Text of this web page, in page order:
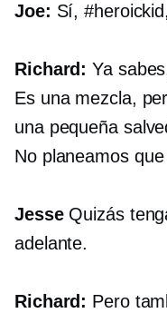
Joe: Sí,
Richard: Ya
Es una mezcla,
una pequeña
No planeamos
JesseQuizás
adelante.
Richard: Pero